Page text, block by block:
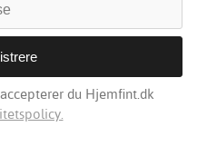
du Hjemfint.dk